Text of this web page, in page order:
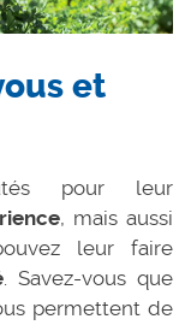
et
pour leur
, mais aussi
leur faire
. Savez-vous que
permettent de